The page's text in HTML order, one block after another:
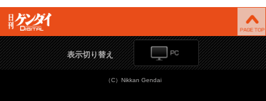
表示切り替え
（C）Nikkan Gendai